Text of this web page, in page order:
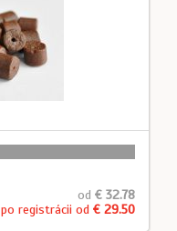
od € 32.78
po registrácii od € 29.50